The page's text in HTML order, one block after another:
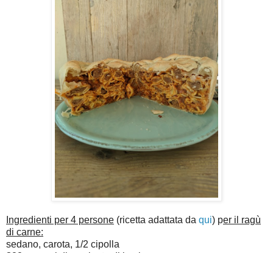
Ingredienti per 4 persone (ricetta adattata da qui) per il ragù
di carne:
sedano, carota, 1/2 cipolla